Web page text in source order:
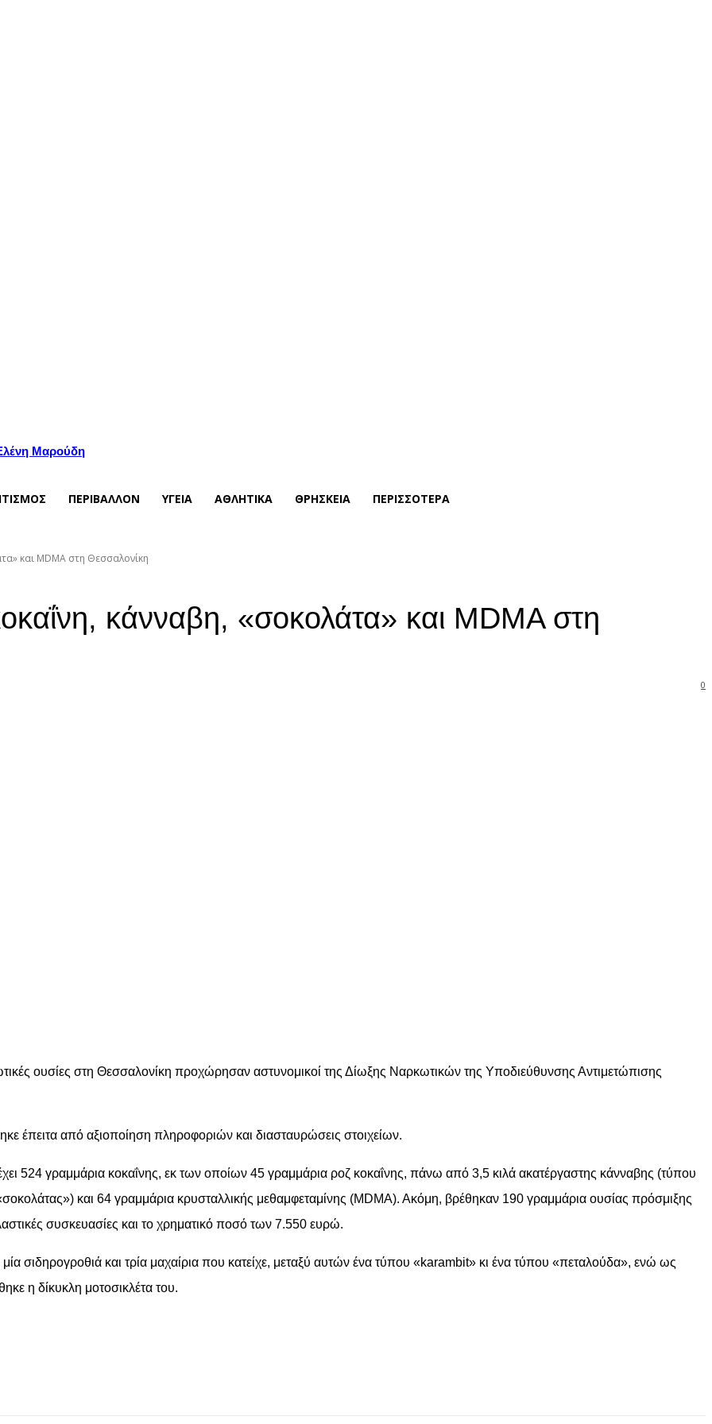
Μαρούδη
ΠΕΡΙΒΑΛΛΟΝ ΥΓΕΙΑ ΑΘΛΗΤΙΚΑ ΘΡΗΣΚΕΙΑ ΠΕΡΙΣΣΟΤΕΡΑ
και MDMA στη Θεσσαλονίκη
κάνναβη, «σοκολάτα» και MDMA στη
0
ουσίες στη Θεσσαλονίκη προχώρησαν αστυνομικοί της Δίωξης Ναρκωτικών της Υποδιεύθυνσης Αντιμετώπισης
έπειτα από αξιοποίηση πληροφοριών και διασταυρώσεις στοιχείων.
524 γραμμάρια κοκαΐνης, εκ των οποίων 45 γραμμάρια ροζ κοκαΐνης, πάνω από 3,5 κιλά ακατέργαστης κάνναβης (τύπου
και 64 γραμμάρια κρυσταλλικής μεθαμφεταμίνης (MDMA). Ακόμη, βρέθηκαν 190 γραμμάρια ουσίας πρόσμιξης
συσκευασίες και το χρηματικό ποσό των 7.550 ευρώ.
σιδηρογροθιά και τρία μαχαίρια που κατείχε, μεταξύ αυτών ένα τύπου «karambit» κι ένα τύπου «πεταλούδα», ενώ ως
η δίκυκλη μοτοσικλέτα του.